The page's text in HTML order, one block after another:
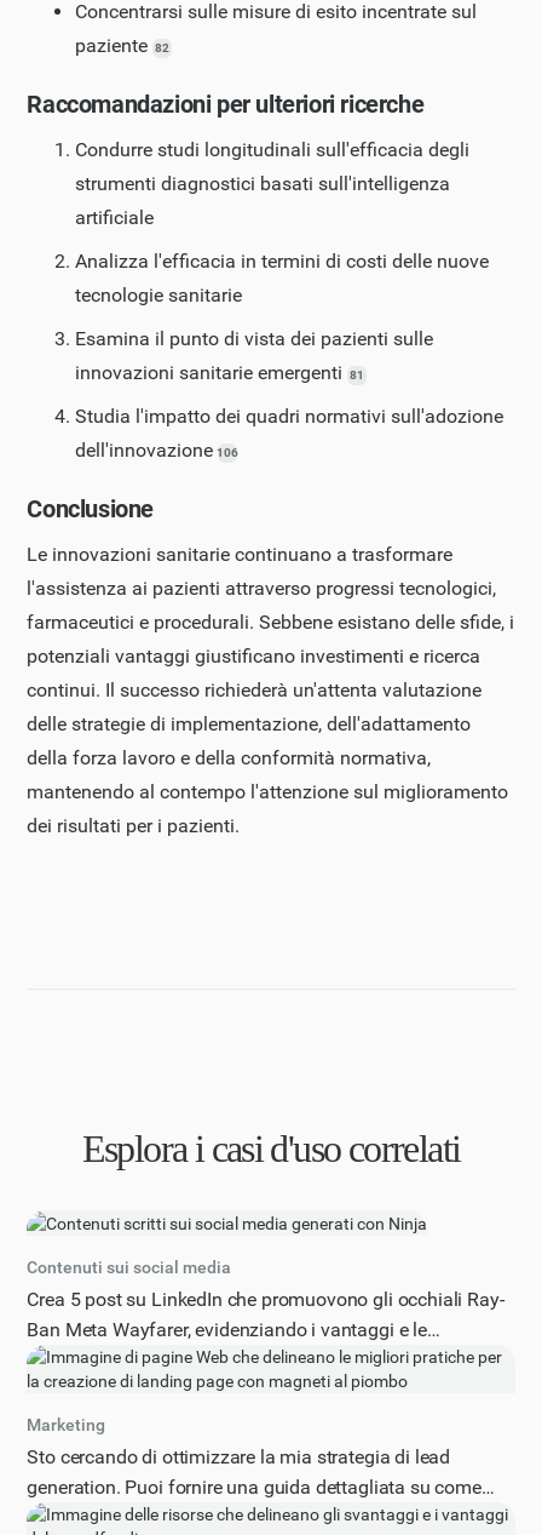
Concentrarsi sulle misure di esito incentrate sul
paziente 82
Raccomandazioni per ulteriori ricerche
Condurre studi longitudinali sull'efficacia degli
strumenti diagnostici basati sull'intelligenza
artificiale
Analizza l'efficacia in termini di costi delle nuove
tecnologie sanitarie
Esamina il punto di vista dei pazienti sulle
innovazioni sanitarie emergenti
81
Studia l'impatto dei quadri normativi sull'adozione
dell'innovazione106
Conclusione
Le innovazioni sanitarie continuano a trasformare
l'assistenza ai pazienti attraverso progressi tecnologici,
farmaceutici e procedurali. Sebbene esistano delle sfide, i
potenziali vantaggi giustificano investimenti e ricerca
continui. Il successo richiederà un'attenta valutazione
delle strategie di implementazione, dell'adattamento
della forza lavoro e della conformità normativa,
mantenendo al contempo l'attenzione sul miglioramento
dei risultati per i pazienti.
Esplora i casi d'uso correlati
Contenuti sui social media
Crea 5 post su LinkedIn che promuovono gli occhiali Ray-
Ban Meta Wayfarer, evidenziando i vantaggi e le
caratteristiche del prodotto. Questi post dovrebbero
riflettere la mia collaborazione con Ray-Ban come creatore
di contenuti e allinearsi al tono e allo stile professionali di
LinkedIn.
Marketing
Sto cercando di ottimizzare la mia strategia di lead
generation. Puoi fornire una guida dettagliata su come
utilizzare efficacemente le landing page e i lead magnet